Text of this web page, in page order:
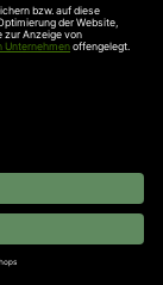
& Antriebe)